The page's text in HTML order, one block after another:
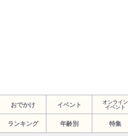
おでかけ イベント
オンライン
イベント
ランキング 年齢別 特集